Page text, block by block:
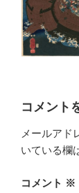
コメント
メールアド
いている欄
コメント ※